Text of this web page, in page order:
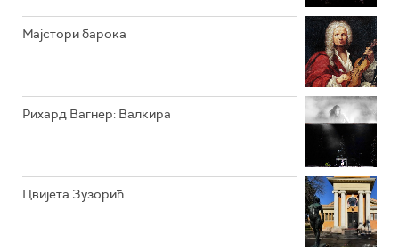
Мајстори барока
Рихард Вагнер: Валкира
Цвијета Зузорић